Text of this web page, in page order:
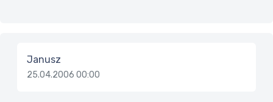
Janusz
25.04.2006 00:00